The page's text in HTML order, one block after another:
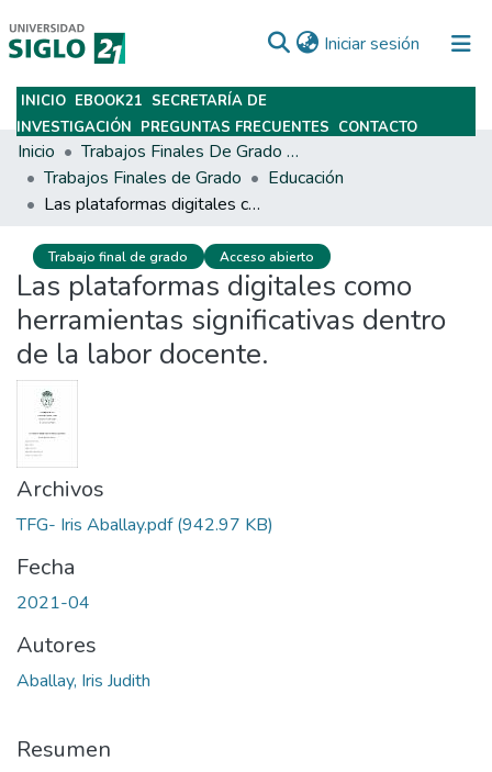
Iniciar sesión (current)
Subir
INICIO EBOOK21 SECRETARÍA DE
INVESTIGACIÓN PREGUNTAS FRECUENTES CONTACTO
Inicio
Trabajos Finales De Grado Y Posgrado
Trabajos Finales de Grado
Educación
Las plataformas digitales como herramientas significativas dentro de la labor docente.
Trabajo final de grado Acceso abierto
Las plataformas digitales como
herramientas significativas dentro
de la labor docente.
Archivos
TFG- Iris Aballay.pdf(942.97 KB)
Fecha
2021-04
Autores
Aballay, Iris Judith
Resumen